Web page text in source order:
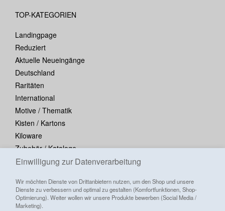
Einwilligung zur Datenverarbeitung
Wir möchten Dienste von Drittanbietern nutzen, um den Shop und unsere
Dienste zu verbessern und optimal zu gestalten (Komfortfunktionen, Shop-
Optimierung). Weiter wollen wir unsere Produkte bewerben (Social Media /
Marketing).
TOP-KATEGORIEN
Landingpage
Reduziert
Aktuelle Neueingänge
Deutschland
Raritäten
International
Motive / Thematik
Kisten / Kartons
Kiloware
Zubehör / Kataloge
Blocks / Kleinbogen